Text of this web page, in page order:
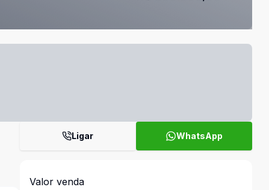
Ligar WhatsApp
Valor venda